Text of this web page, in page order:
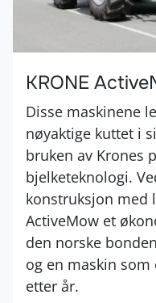
KRONE
Disse maskinene
nøyaktige kuttet i
bruken av Krones
bjelketeknologi.
konstruksjon med
ActiveMow et
den norske
og en maskin
etter år.